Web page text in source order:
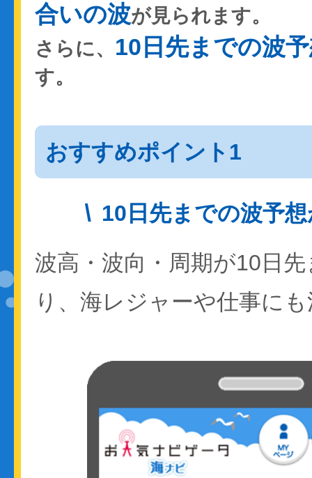
合いの波が見られます。
さらに、 10日先までの波
す。
おすすめポイント1
10日先までの波予
波高・波向・周期が10日
り、海レジャーや仕事に